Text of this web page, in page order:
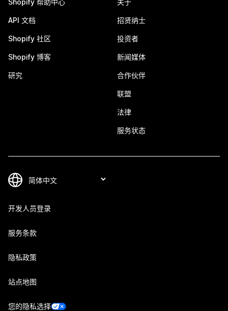
Shopify 帮助中心
API 文档
Shopify 社区
Shopify 博客
研究
关于
招贤纳士
投资者
新闻媒体
合作伙伴
联盟
法律
服务状态
开发人员登录
服务条款
隐私政策
站点地图
您的隐私选择